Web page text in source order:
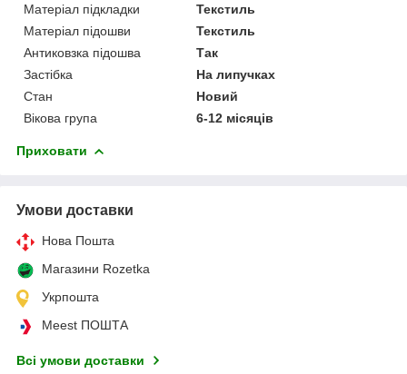
Матеріал підкладки
Текстиль
Матеріал підошви
Текстиль
Антиковзка підошва
Так
Застібка
На липучках
Стан
Новий
Вікова група
6-12 місяців
Приховати
Умови доставки
Нова Пошта
Магазини Rozetka
Укрпошта
Meest ПОШТА
Всі умови доставки